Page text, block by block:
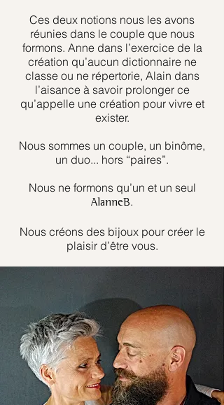
Ces deux notions nous les avons
réunies dans le couple que nous
formons. Anne dans l’exercice de la
création qu’aucun dictionnaire ne
classe ou ne répertorie, Alain dans
l’aisance à savoir prolonger ce
qu’appelle une création pour vivre et
exister.
Nous sommes un couple, un binôme,
un duo... hors “paires”.
Nous ne formons qu’un et un seul
AlanneB.
Nous créons des bijoux pour créer le
plaisir d’être vous.